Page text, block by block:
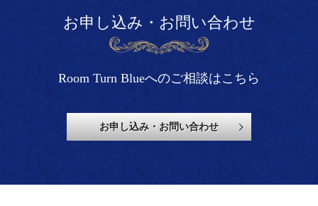
お申し込み・お問い合わせ
Room Turn Blueへのご相談はこちら
お申し込み・お問い合わせ